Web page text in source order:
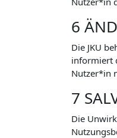
6
Die JKU
informiert
Nutzer*in
7
Die